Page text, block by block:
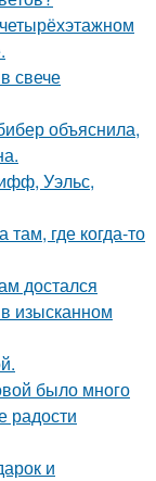
свече
объяснила,
Уэльс,
там, где когда-то
достался
изысканном
было много
радости
и